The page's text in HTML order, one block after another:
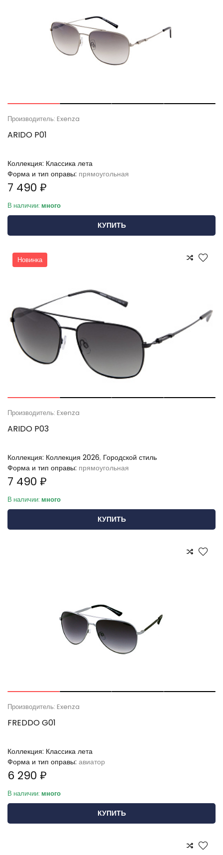
Производитель: Exenza
ARIDO P01
Коллекция: Классика лета
Форма и тип оправы: прямоугольная
7 490 ₽
В наличии: много
КУПИТЬ
Новинка
Производитель: Exenza
ARIDO P03
Коллекция: Коллекция 2026, Городской стиль
Форма и тип оправы: прямоугольная
7 490 ₽
В наличии: много
КУПИТЬ
Производитель: Exenza
FREDDO G01
Коллекция: Классика лета
Форма и тип оправы: авиатор
6 290 ₽
В наличии: много
КУПИТЬ